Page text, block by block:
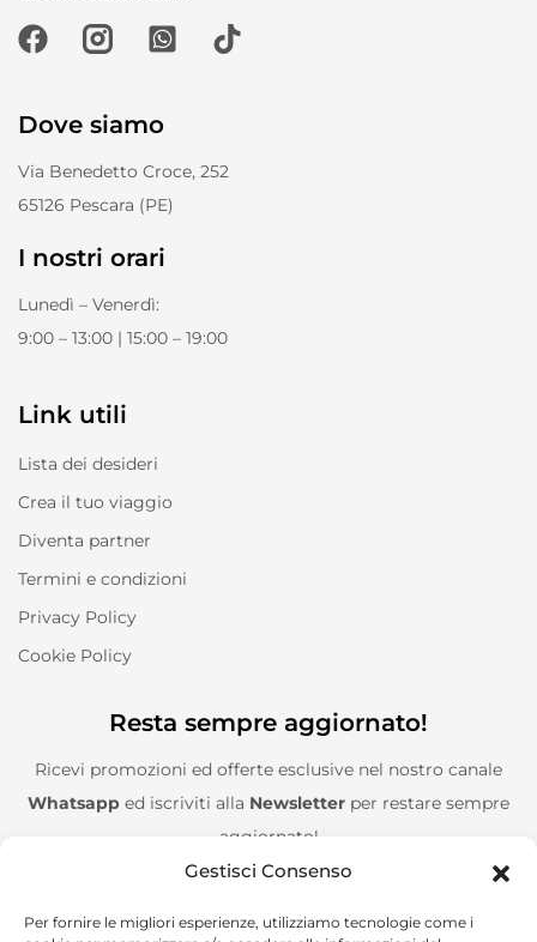
Gestisci Consenso
Per fornire le migliori esperienze, utilizziamo tecnologie come i
Dove siamo
Via Benedetto Croce, 252
65126 Pescara (PE)
I nostri orari
Lunedì – Venerdì:
9:00 – 13:00 | 15:00 – 19:00
Link utili
Lista dei desideri
Crea il tuo viaggio
Diventa partner
Termini e condizioni
Privacy Policy
Cookie Policy
Resta sempre aggiornato!
Ricevi promozioni ed offerte esclusive nel nostro canale
Whatsapp ed iscriviti alla Newsletter per restare sempre
aggiornato!